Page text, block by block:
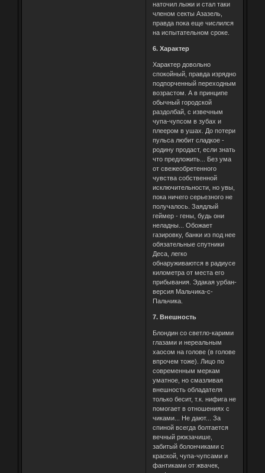
наточил лыжи и стал таки
членом секты Азазель,
правда пока еще числился
на испытательном сроке.
6. Характер
Характер довольно
спокойный, правда изрядно
подпорченный переходным
возрастом. А в принципе
обычный городской
раздолбай, с извечным
чупа-чупсом в зубах и
плеером в ушах. До потери
пульса любит сладкое -
родину продаст, если знать
что предложить... Без ума
от свежеобретенного
чувства собственной
исключительности, но увы,
пока ничего серьезного не
получалось. Заядлый
геймер - гены, будь они
неладны... Обожает
газировку, банки из под нее
обязательные спутники
Деса, легко
обнаруживаются в радиусе
километра от места его
прибывания. Эдакая урбан-
версия Мальчика-с-
Пальчика.
7. Внешность
Блондин со светло-карими
глазами и нереальным
хаосом на голове (в голове
впрочем тоже). Лицо по
современным меркам
уматное, но смазливая
внешность обладателя
только бесит, т.к. нифига не
помогает в отношениях с
чиками... Не дают... За
спиной всегда болтается
вечный рюкзачише,
забитый болончиками с
краской, чупа-чупсами и
фантиками от жвачек,